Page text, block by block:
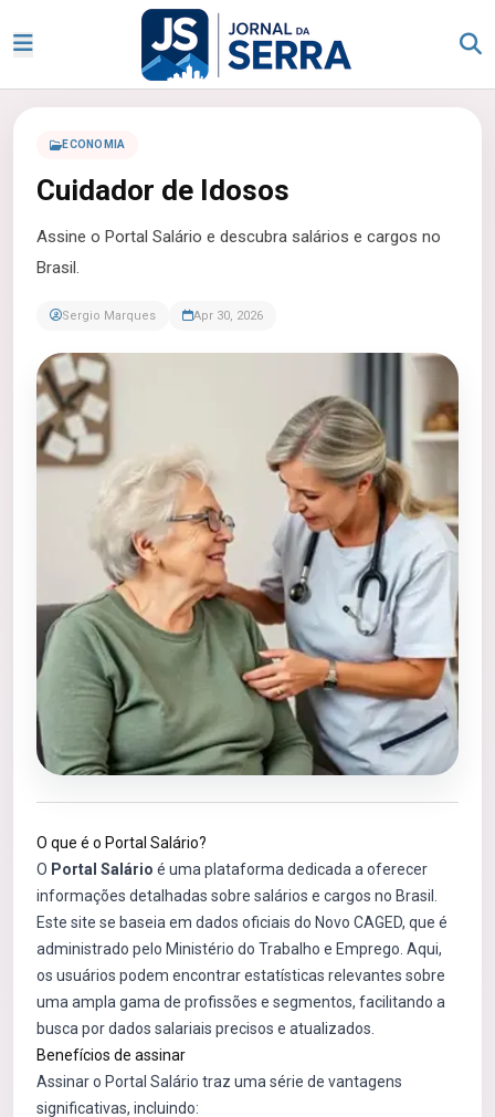
ECONOMIA
Cuidador de Idosos
Assine o Portal Salário e descubra salários e cargos no
Brasil.
Sergio Marques Apr 30, 2026
O que é o Portal Salário?
O Portal Salário é uma plataforma dedicada a oferecer
informações detalhadas sobre salários e cargos no Brasil.
Este site se baseia em dados oficiais do Novo CAGED, que é
administrado pelo Ministério do Trabalho e Emprego. Aqui,
os usuários podem encontrar estatísticas relevantes sobre
uma ampla gama de profissões e segmentos, facilitando a
busca por dados salariais precisos e atualizados.
Benefícios de assinar
Assinar o Portal Salário traz uma série de vantagens
significativas, incluindo: